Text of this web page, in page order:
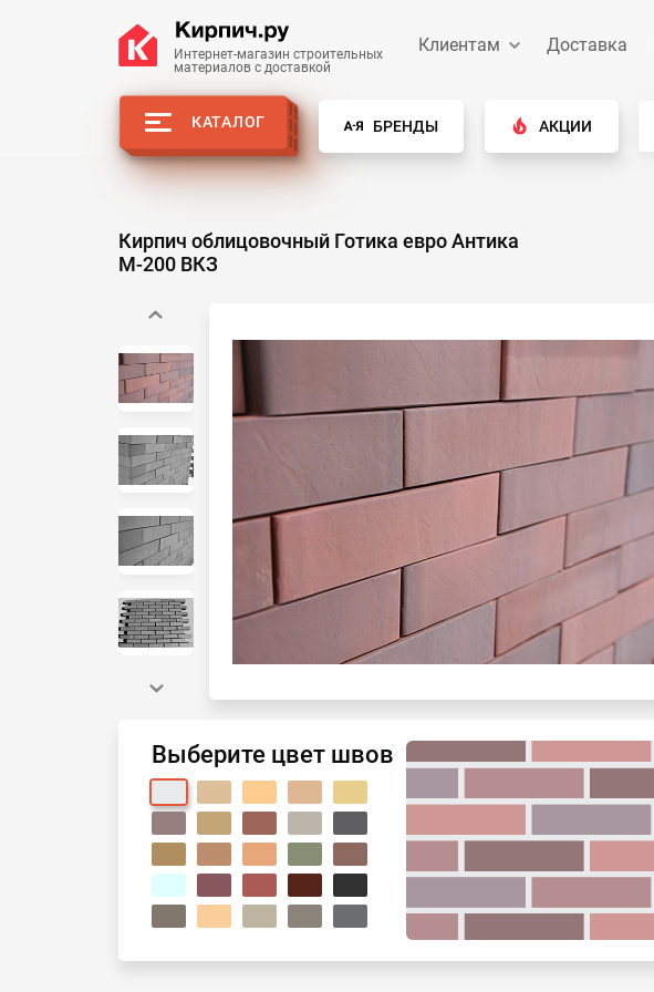
Интернет-магазин строительных
материалов с доставкой
Клиентам Доставка
КАТАЛОГ БРЕНДЫ АКЦИИ
Кирпич облицовочный Готика евро Антика
М-200 ВКЗ
Выберите цвет швов